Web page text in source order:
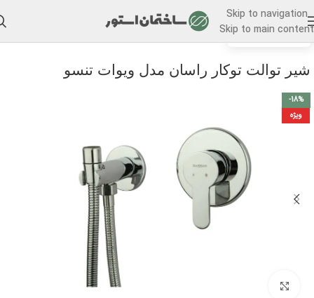
Skip to navigation
Skip to main content
خانه/شیرآلات توکار
شیر توالت توکار راسان مدل ویوات تنسو
-18%
ویژه